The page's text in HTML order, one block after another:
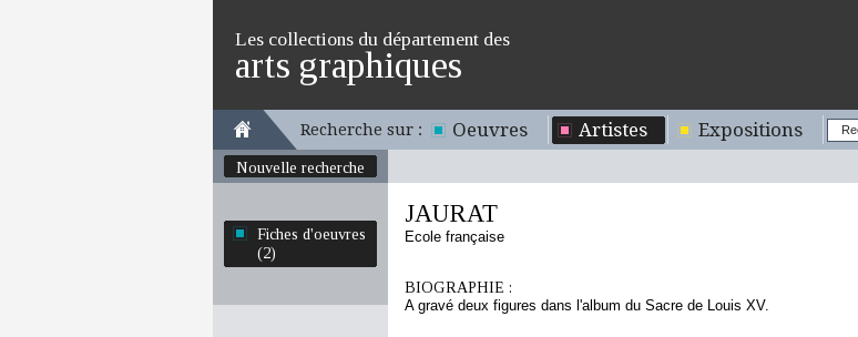
Les collections du département des
arts graphiques
Recherche sur : Oeuvres Artistes Expositions
Nouvelle recherche
Fiches d'oeuvres
(2)
JAURAT
Ecole française
BIOGRAPHIE :
A gravé deux figures dans l'album du Sacre de Louis XV.